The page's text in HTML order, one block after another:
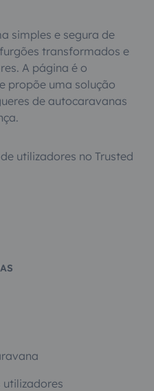
simples e segura de
transformados e
A página é o
propõe uma solução
de autocaravanas
utilizadores no Trusted
utilizadores